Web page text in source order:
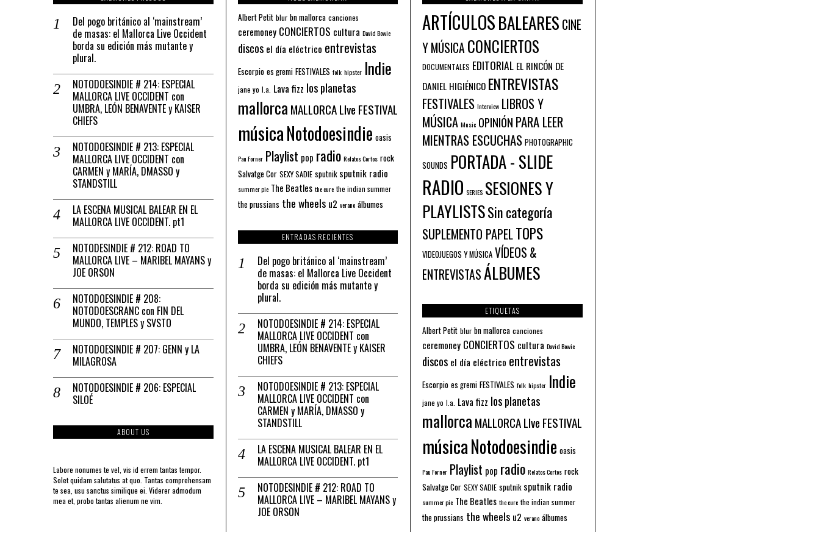
Del pogo británico al ‘mainstream’
de masas: el Mallorca Live Occident
borda su edición más mutante y
plural.
NOTODOESINDIE # 214: ESPECIAL
MALLORCA LIVE OCCIDENT con
UMBRA, LEÓN BENAVENTE y KAISER
CHIEFS
NOTODOESINDIE # 213: ESPECIAL
MALLORCA LIVE OCCIDENT con
CARMEN y MARÍA, DMASSO y
STANDSTILL
LA ESCENA MUSICAL BALEAR EN EL
MALLORCA LIVE OCCIDENT. pt1
NOTODESINDIE # 212: ROAD TO
MALLORCA LIVE – MARIBEL MAYANS y
JOE ORSON
NOTODOESINDIE # 208:
NOTODOESCRANC con FIN DEL
MUNDO, TEMPLES y SVSTO
NOTODOESINDIE # 207: GENN y LA
MILAGROSA
NOTODOESINDIE # 206: ESPECIAL
SILOÉ
ABOUT US
Labore nonumes te vel, vis id errem tantas tempor.
Solet quidam salutatus at quo. Tantas comprehensam
te sea, usu sanctus similique ei. Viderer admodum
mea et, probo tantas alienum ne vim.
Albert Petit blur bn mallorca canciones
ceremoney CONCIERTOS cultura David Bowie
discos el día eléctrico entrevistas
Escorpio es gremi FESTIVALES folk hipster Indie
jane yo l.a. Lava fizz los planetas
mallorca MALLORCA LIve FESTIVAL
músicaNotodoesindie oasis
Pau Forner Playlist pop radio Relatos Cortos rock
Salvatge Cor SEXY SADIE sputnik sputnik radio
summer pie The Beatles the cure the indian summer
the prussians the wheels u2 verano álbumes
ENTRADAS RECIENTES
Del pogo británico al ‘mainstream’
de masas: el Mallorca Live Occident
borda su edición más mutante y
plural.
NOTODOESINDIE # 214: ESPECIAL
MALLORCA LIVE OCCIDENT con
UMBRA, LEÓN BENAVENTE y KAISER
CHIEFS
NOTODOESINDIE # 213: ESPECIAL
MALLORCA LIVE OCCIDENT con
CARMEN y MARÍA, DMASSO y
STANDSTILL
LA ESCENA MUSICAL BALEAR EN EL
MALLORCA LIVE OCCIDENT. pt1
NOTODESINDIE # 212: ROAD TO
MALLORCA LIVE – MARIBEL MAYANS y
JOE ORSON
ARTÍCULOSBALEARES CINE
Y MÚSICA CONCIERTOS
DOCUMENTALES EDITORIAL EL RINCÓN DE
DANIEL HIGIÉNICO ENTREVISTAS
FESTIVALES Interview LIBROS Y
MÚSICA Music OPINIÓN PARA LEER
MIENTRAS ESCUCHAS PHOTOGRAPHIC
SOUNDS PORTADA - SLIDE
RADIO SERIES SESIONES Y
PLAYLISTSSin categoría
SUPLEMENTO PAPELTOPS
VIDEOJUEGOS Y MÚSICA VÍDEOS &
ENTREVISTASÁLBUMES
ETIQUETAS
Albert Petit blur bn mallorca canciones
ceremoney CONCIERTOS cultura David Bowie
discos el día eléctrico entrevistas
Escorpio es gremi FESTIVALES folk hipster Indie
jane yo l.a. Lava fizz los planetas
mallorca MALLORCA LIve FESTIVAL
músicaNotodoesindie oasis
Pau Forner Playlist pop radio Relatos Cortos rock
Salvatge Cor SEXY SADIE sputnik sputnik radio
summer pie The Beatles the cure the indian summer
the prussians the wheels u2 verano álbumes